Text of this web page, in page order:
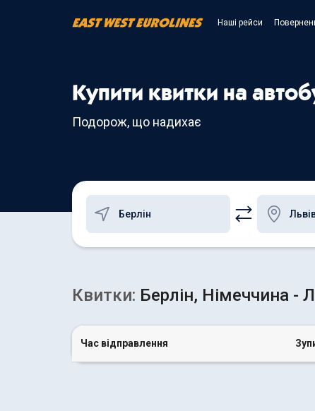
Наші рейси
Купити квитки на
Подорож, що надихає
Квитки: Берлін, Німеччина -
Час відправлення